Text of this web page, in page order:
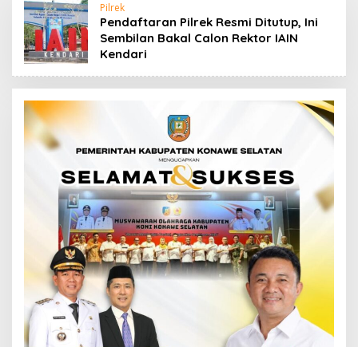
Pilrek
Pendaftaran Pilrek Resmi Ditutup, Ini
Sembilan Bakal Calon Rektor IAIN
Kendari